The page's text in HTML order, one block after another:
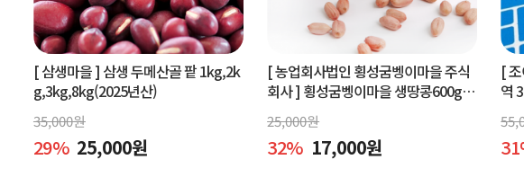
[ 삼생마을 ] 삼생 두메산골 팥 1kg,2k
g,3kg,8kg(2025년산)
35,000원
29% 25,000원
[ 농업회사법인 횡성굼벵이마을 주식
회사 ] 횡성굼벵이마을 생땅콩600g.
볶은땅콩600g, 빨간생땅콩600g
25,000원
32% 17,000원
[
역
31